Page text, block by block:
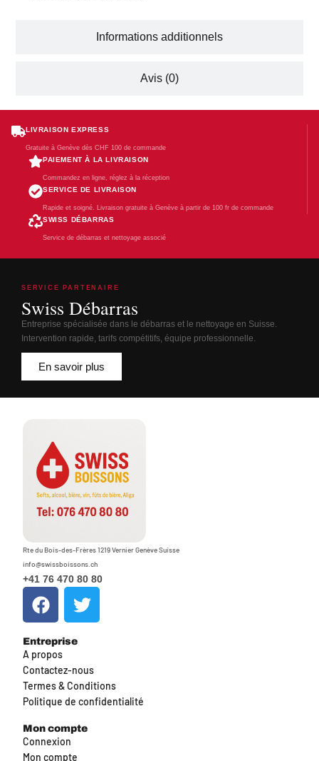
Informations additionnels
Avis (0)
LIVRAISON EXPRESS
Gratuite à Genève dès CHF 100 de commande
PAIEMENT À LA LIVRAISON
Commandez en ligne, réglez à la réception
SERVICE DE LIVRAISON
Rapide et soigné. Livraison gratuite à Genève à partir de 100 fr de commande
SWISS DÉBARRAS
Service de débarras et nettoyage associé
SERVICE PARTENAIRE
Swiss Débarras
Entreprise spécialisée dans le débarras et le nettoyage en Suisse.
Intervention rapide, tarifs compétitifs, équipe professionnelle.
En savoir plus
Rte du Bois-des-Frères 1219 Vernier Genève Suisse
info@swissboissons.ch
+41 76 470 80 80
Entreprise
A propos
Contactez-nous
Termes & Conditions
Politique de confidentialité
Mon compte
Connexion
Mon compte